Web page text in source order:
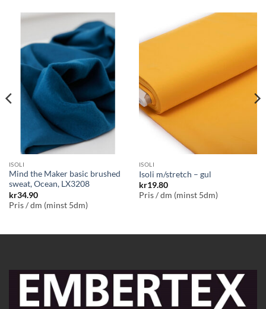
ISOLI
Mind the Maker basic brushed
sweat, Ocean, LX3208
kr34.90
Pris / dm (minst 5dm)
ISOLI
Isoli m/stretch – gul
kr19.80
Pris / dm (minst 5dm)